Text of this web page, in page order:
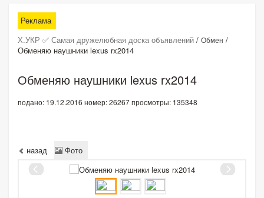
Все регионы
Категории
Избранное
Поиск по сайту
Подать объявление
Реклама
Х.УКР ✅ Самая дружелюбная доска объявлений / Обмен /
Обменяю наушники lexus rx2014
Обменяю наушники lexus rx2014
подано: 19.12.2016 номер: 26267просмотры: 135348
назад Фото